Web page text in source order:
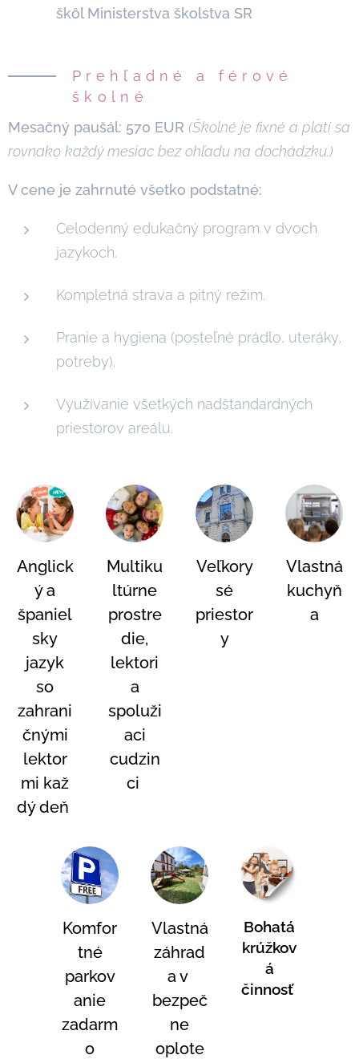
škôl Ministerstva školstva SR
Prehľadné a férové
školné
Mesačný paušál: 570 EUR (Školné je fixné a platí sa
rovnako každý mesiac bez ohľadu na dochádzku.)
V cene je zahrnuté všetko podstatné:
Celodenný edukačný program v dvoch
jazykoch.
Kompletná strava a pitný režim.
Pranie a hygiena (posteľné prádlo, uteráky,
potreby).
Využívanie všetkých nadštandardných
priestorov areálu.
Anglick
ý a
španiel
sky
jazyk
so
zahrani
čnými
lektor
mi kaž
dý deň
Multiku
ltúrne
prostre
die,
lektori
a
spoluži
aci
cudzin
ci
Veľkory
sé
priestor
y
Vlastná
kuchyň
a
Komfor
tné
parkov
anie
zadarm
o
Vlastná
záhrad
a v
bezpeč
ne
oplote
Bohatá
krúžkov
á
činnosť